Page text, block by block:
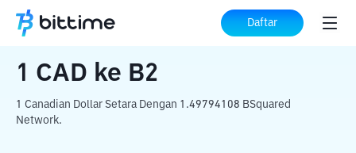
Daftar
Beranda Konverter Kripto ke B2
1 CAD ke B2
1 Canadian Dollar Setara Dengan 1.49794108 BSquared
Network.